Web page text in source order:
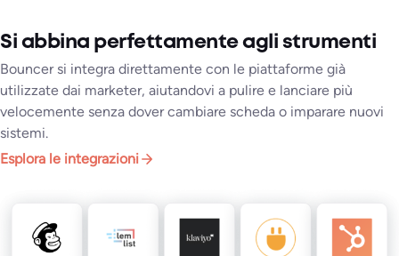
Si abbina perfettamente agli strumenti
Bouncer si integra direttamente con le piattaforme già
utilizzate dai marketer, aiutandovi a pulire e lanciare più
velocemente senza dover cambiare scheda o imparare nuovi
sistemi.
Esplora le integrazioni